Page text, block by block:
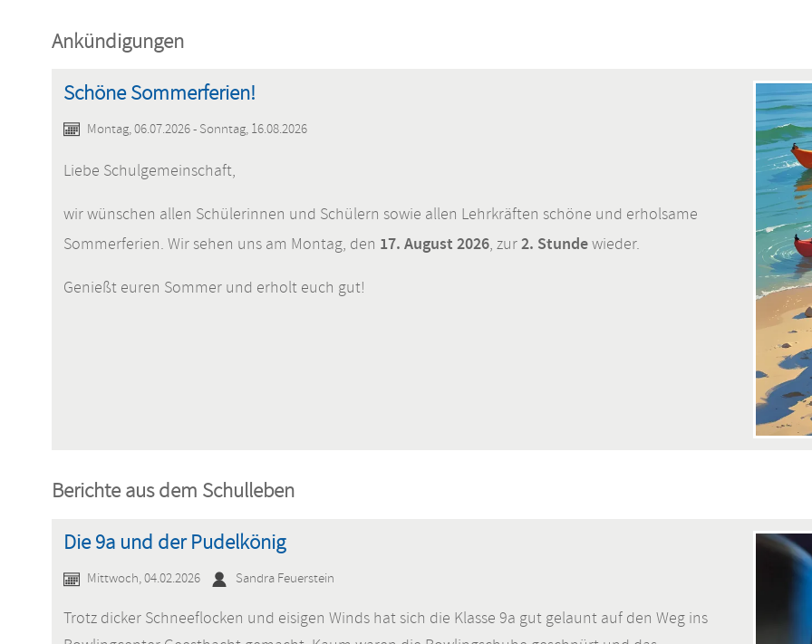
Ankündigungen
Schöne Sommerferien!
Montag, 06.07.2026 - Sonntag, 16.08.2026
Liebe Schulgemeinschaft,
wir wünschen allen Schülerinnen und Schülern sowie allen Lehrkräften schöne und erholsame
Sommerferien. Wir sehen uns am Montag, den 17. August 2026, zur2. Stundewieder.
Genießt euren Sommer und erholt euch gut!
Berichte aus dem Schulleben
Die 9a und der Pudelkönig
Mittwoch, 04.02.2026 Sandra Feuerstein
Trotz dicker Schneeflocken und eisigen Winds hat sich die Klasse 9a gut gelaunt auf den Weg ins